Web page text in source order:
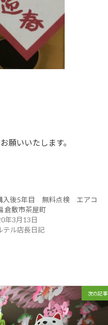
願いいたします。
入後5年目 無料点検 エアコ
倉敷市茶屋町
年3月13日
テル店長日記
次の記事